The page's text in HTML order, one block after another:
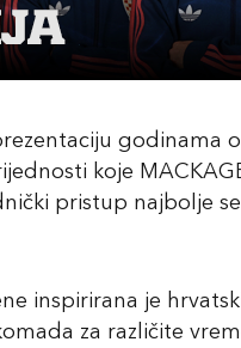
godinama
koje
pristup najbolje
inspirirana je
za različite